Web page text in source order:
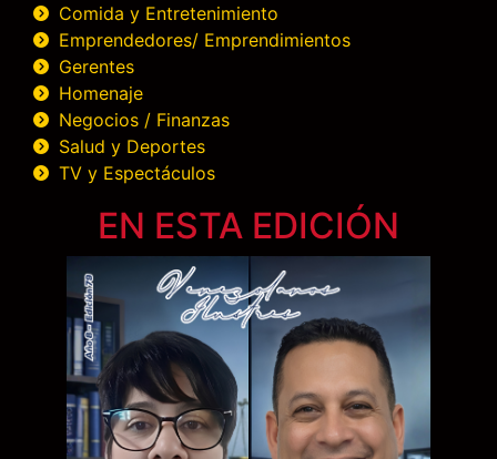
Comida y Entretenimiento
Emprendedores/ Emprendimientos
Gerentes
Homenaje
Negocios / Finanzas
Salud y Deportes
TV y Espectáculos
EN ESTA EDICIÓN